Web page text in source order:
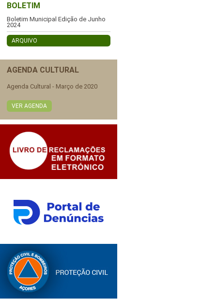
BOLETIM
Boletim Municipal Edição de Junho
2024
ARQUIVO
AGENDA CULTURAL
Agenda Cultural - Março de 2020
VER AGENDA